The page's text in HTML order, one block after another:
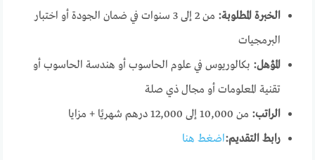
الخبرة المطلوبة:
من 2 إلى 3 سنوات في ضمان الجودة أو اختبار
البرمجيات
المؤهل: بكالوريوس في علوم الحاسوب أو هندسة الحاسوب أو
تقنية المعلومات أو مجال ذي صلة
الراتب: من 10,000 إلى 12,000 درهم شهريًا + مزايا
رابط التقديم:اضغط هنا